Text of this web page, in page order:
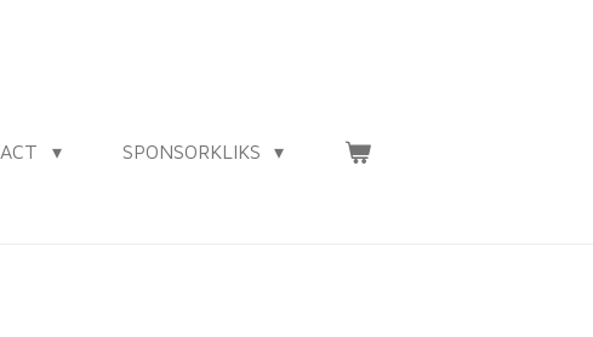
SPONSORKLIKS